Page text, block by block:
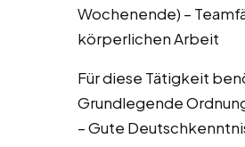
Wochenende) –
körperlichen Arbeit
Für diese Tätigkeit
Grundlegende
– Gute